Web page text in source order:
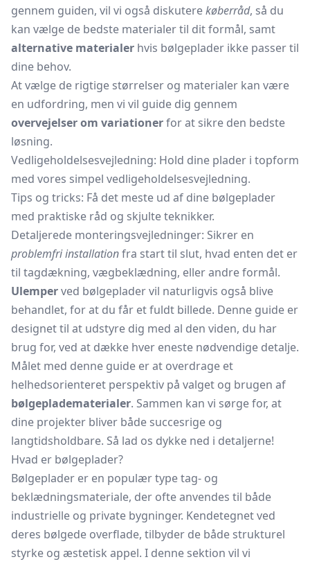
gennem guiden, vil vi også diskuterekøberråd, så du
kan vælge de bedste materialer til dit formål, samt
alternative materialer hvis bølgeplader ikke passer til
dine behov.
At vælge de rigtige størrelser og materialer kan være
en udfordring, men vi vil guide dig gennem
overvejelser om variationerfor at sikre den bedste
løsning.
Vedligeholdelsesvejledning: Hold dine plader i topform
med vores simpel vedligeholdelsesvejledning.
Tips og tricks: Få det meste ud af dine bølgeplader
med praktiske råd og skjulte teknikker.
Detaljerede monteringsvejledninger: Sikrer en
problemfri installationfra start til slut, hvad enten det er
til tagdækning, vægbeklædning, eller andre formål.
Ulemperved bølgeplader vil naturligvis også blive
behandlet, for at du får et fuldt billede. Denne guide er
designet til at udstyre dig med al den viden, du har
brug for, ved at dække hver eneste nødvendige detalje.
Målet med denne guide er at overdrage et
helhedsorienteret perspektiv på valget og brugen af
bølgepladematerialer. Sammen kan vi sørge for, at
dine projekter bliver både succesrige og
langtidsholdbare. Så lad os dykke ned i detaljerne!
Hvad er bølgeplader?
Bølgeplader er en populær type tag- og
beklædningsmateriale, der ofte anvendes til både
industrielle og private bygninger. Kendetegnet ved
deres bølgede overflade, tilbyder de både strukturel
styrke og æstetisk appel. I denne sektion vil vi